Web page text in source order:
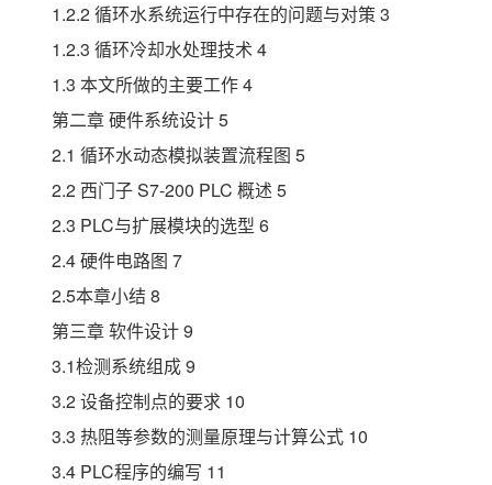
1.2.2 循环水系统运行中存在的问题与对策 3
1.2.3 循环冷却水处理技术 4
1.3 本文所做的主要工作 4
第二章 硬件系统设计 5
2.1 循环水动态模拟装置流程图 5
2.2 西门子 S7-200 PLC 概述 5
2.3 PLC与扩展模块的选型 6
2.4 硬件电路图 7
2.5本章小结 8
第三章 软件设计 9
3.1检测系统组成 9
3.2 设备控制点的要求 10
3.3 热阻等参数的测量原理与计算公式 10
3.4 PLC程序的编写 11